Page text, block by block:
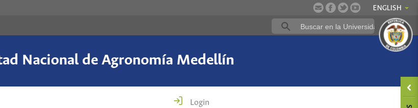
ENGLISH
Nacional de Agronomía Medellín
Login